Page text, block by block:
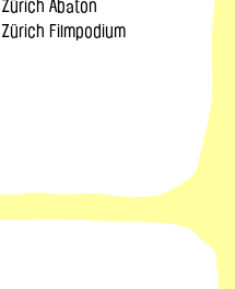
Zürich Abaton
Zürich Filmpodium